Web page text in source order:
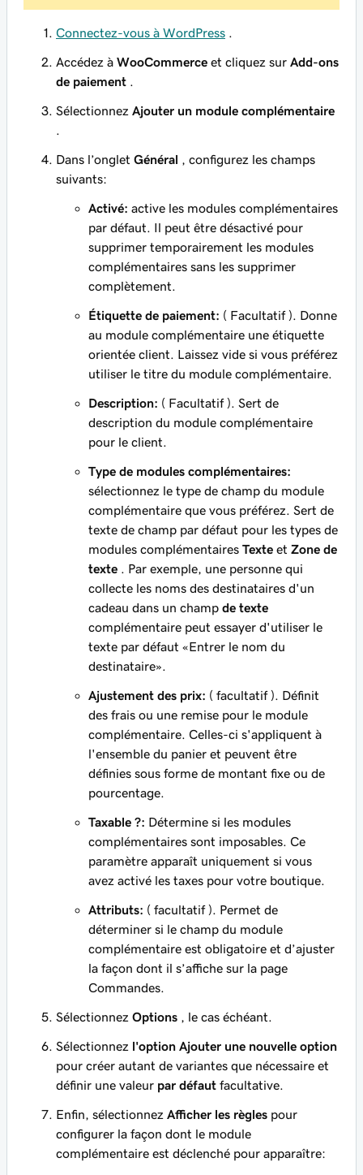
Connectez-vous à WordPress
Accédez à WooCommerce et cliquez sur Add-ons
de paiement
Sélectionnez Ajouter un module complémentaire
Dans l’onglet Général , configurez les champs
suivants:
Activé: active les modules complémentaires
par défaut. Il peut être désactivé pour
supprimer temporairement les modules
complémentaires sans les supprimer
complètement.
Étiquette de paiement: ( Facultatif). Donne
au module complémentaire une étiquette
orientée client. Laissez vide si vous préférez
utiliser le titre du module complémentaire.
Description: ( Facultatif). Sert de
description du module complémentaire
pour le client.
Type de modules complémentaires:
sélectionnez le type de champ du module
complémentaire que vous préférez. Sert de
texte de champ par défaut pour les types de
modules complémentaires Texte et Zone de
texte . Par exemple, une personne qui
collecte les noms des destinataires d'un
cadeau dans un champ de texte
complémentaire peut essayer d'utiliser le
texte par défaut «Entrer le nom du
destinataire».
Ajustement des prix: ( facultatif). Définit
des frais ou une remise pour le module
complémentaire. Celles-ci s'appliquent à
l'ensemble du panier et peuvent être
définies sous forme de montant fixe ou de
pourcentage.
Taxable ?: Détermine si les modules
complémentaires sont imposables. Ce
paramètre apparaît uniquement si vous
avez activé les taxes pour votre boutique.
Attributs: ( facultatif). Permet de
déterminer si le champ du module
complémentaire est obligatoire et d’ajuster
la façon dont il s’affiche sur la page
Commandes.
Sélectionnez Options , le cas échéant.
Sélectionnez l'option Ajouter une nouvelle option
pour créer autant de variantes que nécessaire et
définir une valeur par défaut facultative.
Enfin, sélectionnez Afficher les règles pour
configurer la façon dont le module
complémentaire est déclenché pour apparaître: